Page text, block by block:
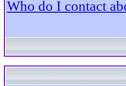
Who do I contact